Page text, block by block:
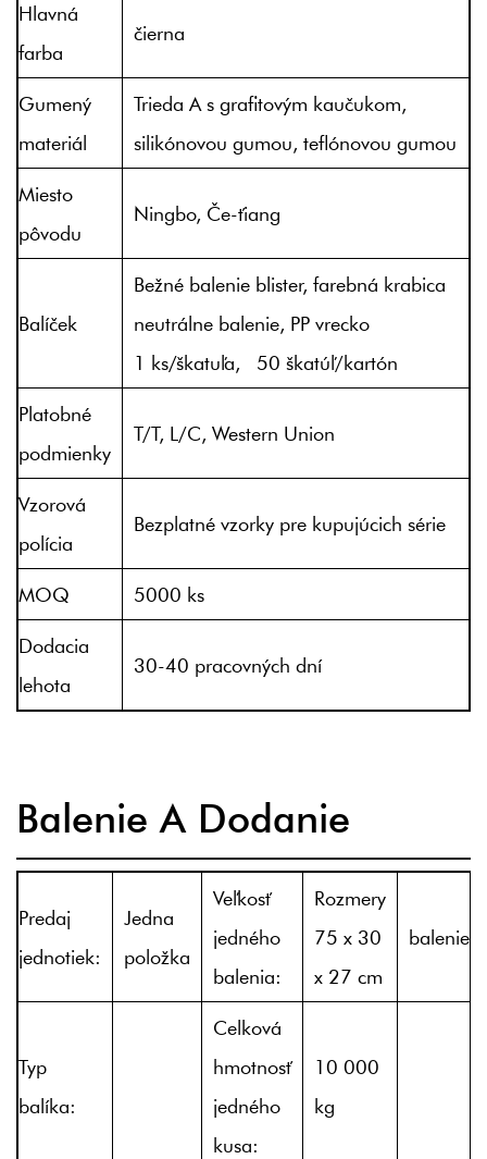
Hlavná
farba
čierna
Gumený
materiál
Trieda A s grafitovým kaučukom,
silikónovou gumou, teflónovou gumou
Miesto
pôvodu
Ningbo, Če-ťiang
Balíček
Bežné balenie blister, farebná krabica
neutrálne balenie, PP vrecko
1 ks/škatuľa, 50 škatúľ/kartón
Platobné
podmienky
T/T, L/C, Western Union
Vzorová
polícia
Bezplatné vzorky pre kupujúcich série
MOQ
5000 ks
Dodacia
lehota
30-40 pracovných dní
Balenie A Dodanie
Predaj
jednotiek:
Jedna
položka
Veľkosť
jedného
balenia:
Rozmery
75 x 30
x 27 cm
balenie:
Typ
balíka:
Celková
hmotnosť
jedného
kusa:
10 000
kg